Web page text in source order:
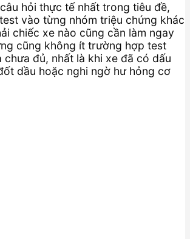
hỏi thực tế nhất trong tiêu đề,
vào từng nhóm triệu chứng khác
chiếc xe nào cũng cần làm ngay
cũng không ít trường hợp test
chưa đủ, nhất là khi xe đã có dấu
dầu hoặc nghi ngờ hư hỏng cơ